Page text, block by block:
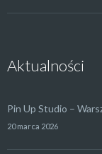
Aktualności
Pin Up Studio –
20 marca 2026